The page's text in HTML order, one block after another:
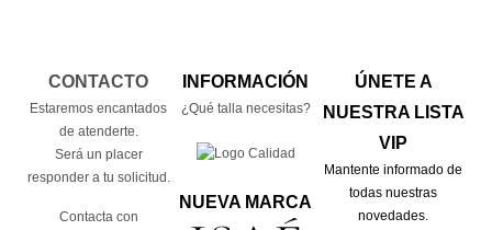
CONTACTO
Estaremos encantados
de atenderte.
Será un placer
responder a tu solicitud.
Contacta con
INFORMACIÓN
¿Qué talla necesitas?
NUEVA MARCA
ÚNETE A
NUESTRA LISTA
VIP
Mantente informado de
todas nuestras
novedades.